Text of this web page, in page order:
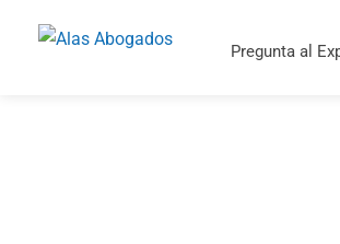
Pregunta al